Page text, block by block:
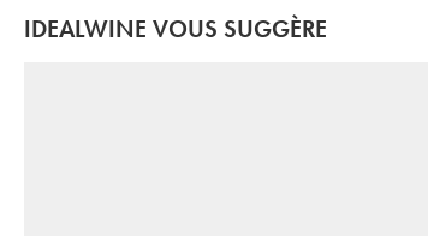
IDEALWINE VOUS SUGGÈRE